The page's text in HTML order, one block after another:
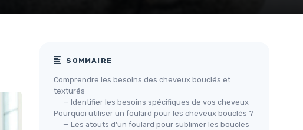
SOMMAIRE
Comprendre les besoins des cheveux bouclés et
texturés
— Identifier les besoins spécifiques de vos cheveux
Pourquoi utiliser un foulard pour les cheveux bouclés ?
— Les atouts d'un foulard pour sublimer les boucles